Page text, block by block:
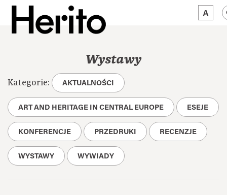
O NAS
JĘZYK: PL
Wystawy
Kategorie: AKTUALNOŚCI
ART AND HERITAGE IN CENTRAL EUROPE ESEJE
KONFERENCJE PRZEDRUKI RECENZJE
WYSTAWY WYWIADY